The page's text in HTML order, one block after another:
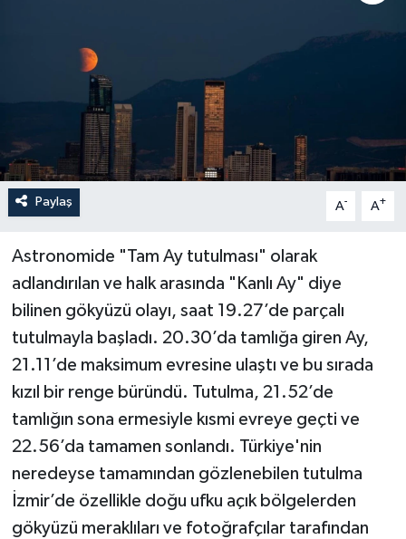
Paylaş A- A+
Astronomide "Tam Ay tutulması" olarak
adlandırılan ve halk arasında "Kanlı Ay" diye
bilinen gökyüzü olayı, saat 19.27’de parçalı
tutulmayla başladı. 20.30’da tamlığa giren Ay,
21.11’de maksimum evresine ulaştı ve bu sırada
kızıl bir renge büründü. Tutulma, 21.52’de
tamlığın sona ermesiyle kısmi evreye geçti ve
22.56’da tamamen sonlandı. Türkiye'nin
neredeyse tamamından gözlenebilen tutulma
İzmir’de özellikle doğu ufku açık bölgelerden
gökyüzü meraklıları ve fotoğrafçılar tarafından